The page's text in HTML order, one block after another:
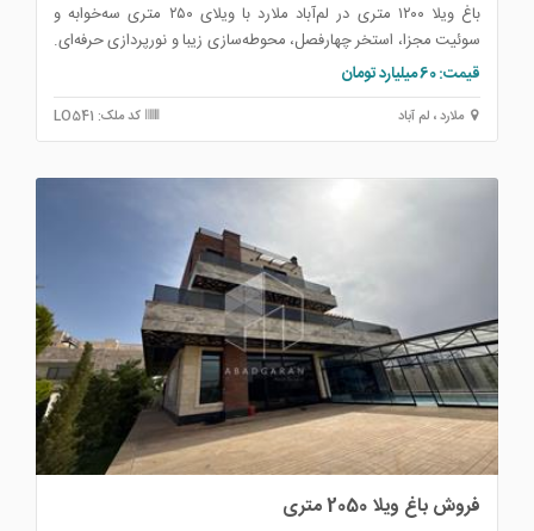
باغ ویلا ۱۲۰۰ متری در لم‌آباد ملارد با ویلای ۲۵۰ متری سه‌خوابه و
سوئیت مجزا، استخر چهارفصل، محوطه‌سازی زیبا و نورپردازی حرفه‌ای.
این ملک لوکس با سند تک‌برگ و انشعابات کامل، توسط مجموعه
آبادگران در سایت آباد ملک برای فروش ارائه شده است.
قیمت: 60 میلیارد تومان
ملارد ، لم آباد کد ملک: LO541
فروش باغ ویلا 2050 متری